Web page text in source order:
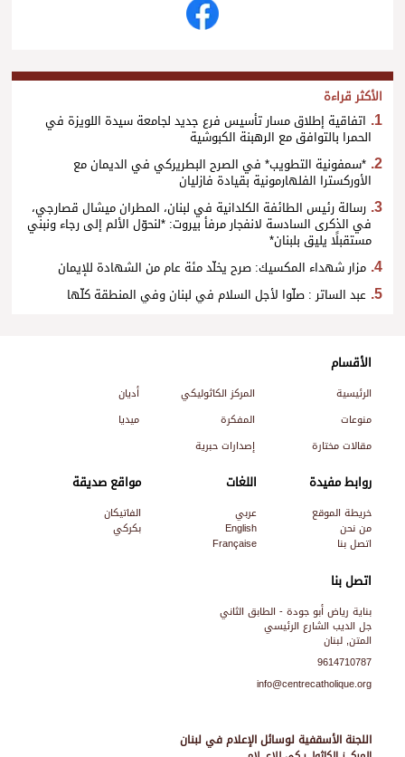
الأكثر قراءة
اتفاقية إطلاق مسار تأسيس فرع جديد لجامعة سيدة اللويزة في
الحمرا بالتوافق مع الرهبنة الكبوشية
*سمفونية التطويب* في الصرح البطريركي في الديمان مع
الأوركسترا الفلهارمونية بقيادة فازليان
رسالة رئيس الطائفة الكلدانية في لبنان، المطران ميشال قصارجي،
في الذكرى السادسة لانفجار مرفأ بيروت: *لنحوّل الألم إلى رجاء ونبني
مستقبلًا يليق بلبنان*
مزار شهداء المكسيك: صرح يخلّد مئة عام من الشهادة للإيمان
عبد الساتر : صلّوا لأجل السلام في لبنان وفي المنطقة كلّها
اللجنة الأسقفية لوسائل الإعلام في لبنان
اتصل بنا
بناية رياض أبو جودة - الطابق الثاني
جل الديب الشارع الرئيسي
المتن, لبنان
9614710787
info@centrecatholique.org
الأقسام
الرئيسية المركز الكاثوليكي
أديان
منوعات
المفكرة
ميديا
مقالات مختارة
إصدارات حبرية
روابط مفيدة
خريطة الموقع
من نحن
اتصل بنا
اللغات
عربي
English
Française
مواقع صديقة
الفاتيكان
بكركي